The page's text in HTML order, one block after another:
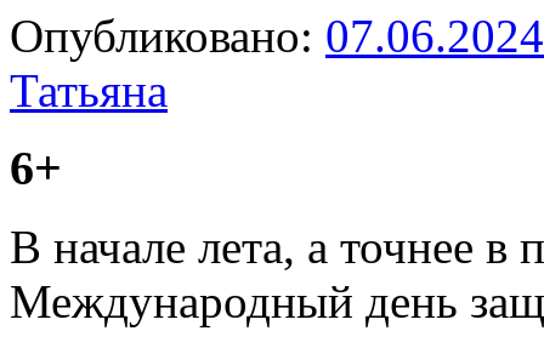
Опубликовано: 07.06.2024
Татьяна
6+
В начале лета, а точнее
Международный день